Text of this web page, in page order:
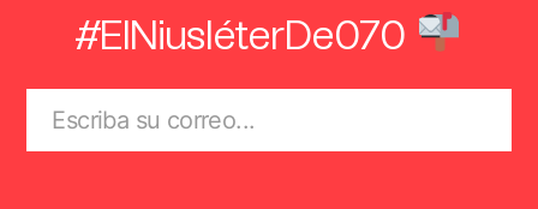
#ElNiusléterDe070